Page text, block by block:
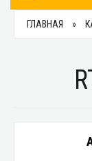
ГЛАВНАЯ